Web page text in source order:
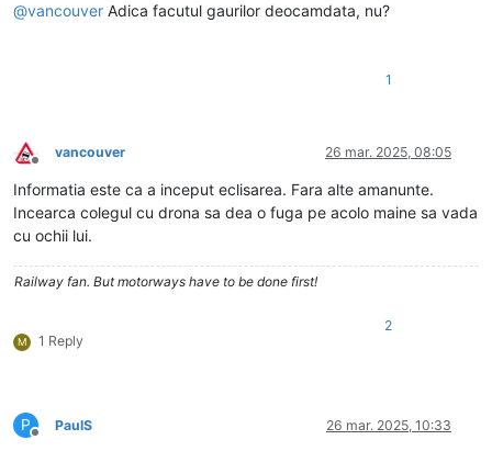
@vancouver Adica facutul gaurilor deocamdata, nu?
1
Deconectat
vancouver 26 mar. 2025, 08:05
Informatia este ca a inceput eclisarea. Fara alte amanunte.
Incearca colegul cu drona sa dea o fuga pe acolo maine sa vada
cu ochii lui.
Railway fan. But motorways have to be done first!
M 1 Reply
2
P
Deconectat
PaulS 26 mar. 2025, 10:33